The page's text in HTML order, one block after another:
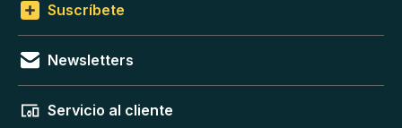
Suscríbete
Newsletters
Servicio al cliente